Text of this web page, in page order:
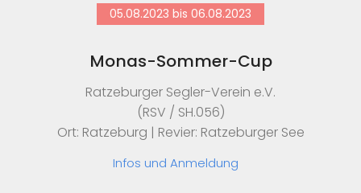
05.08.2023 bis 06.08.2023
Monas-Sommer-Cup
Ratzeburger Segler-Verein e.V.
(RSV / SH.056)
Ort: Ratzeburg | Revier: Ratzeburger See
Infos und Anmeldung